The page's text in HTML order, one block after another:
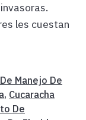
les cuestan
Manejo De
, Cucaracha
De